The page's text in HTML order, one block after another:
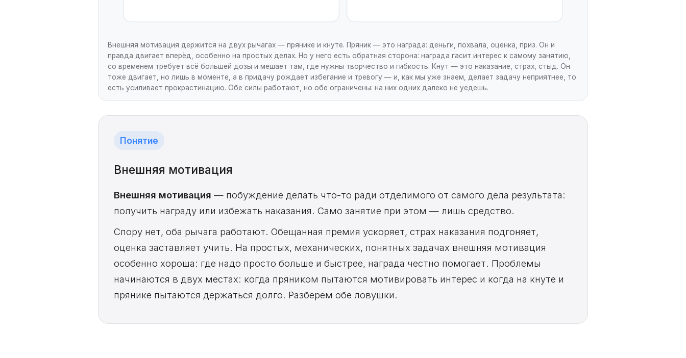
Внешняя мотивация держится на двух рычагах — прянике и кнуте. Пряник — это награда: деньги, похвала, оценка, приз. Он и
правда двигает вперёд, особенно на простых делах. Но у него есть обратная сторона: награда гасит интерес к самому занятию,
со временем требует всё большей дозы и мешает там, где нужны творчество и гибкость. Кнут — это наказание, страх, стыд. Он
тоже двигает, но лишь в моменте, а в придачу рождает избегание и тревогу — и, как мы уже знаем, делает задачу неприятнее, то
есть усиливает прокрастинацию. Обе силы работают, но обе ограничены: на них одних далеко не уедешь.
Понятие
Внешняя мотивация
Внешняя мотивация — побуждение делать что-то ради отделимого от самого дела результата:
получить награду или избежать наказания. Само занятие при этом — лишь средство.
Спору нет, оба рычага работают. Обещанная премия ускоряет, страх наказания подгоняет,
оценка заставляет учить. На простых, механических, понятных задачах внешняя мотивация
особенно хороша: где надо просто больше и быстрее, награда честно помогает. Проблемы
начинаются в двух местах: когда пряником пытаются мотивировать интерес и когда на кнуте и
прянике пытаются держаться долго. Разберём обе ловушки.